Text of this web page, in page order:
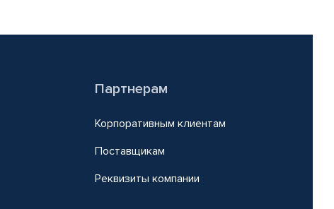
Партнерам
Корпоративным клиентам
Поставщикам
Реквизиты компании